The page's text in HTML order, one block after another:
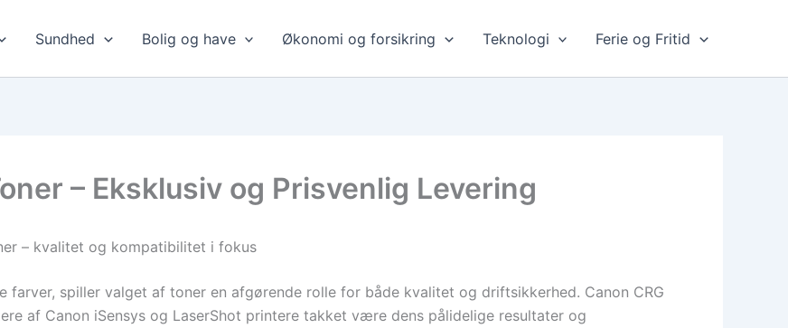
Sundhed Bolig og have Økonomi og forsikring Teknologi Ferie og Fritid
– Eksklusiv og Prisvenlig Levering
– kvalitet og kompatibilitet i fokus
spiller valget af toner en afgørende rolle for både kvalitet og driftsikkerhed. Canon CRG
af Canon iSensys og LaserShot printere takket være dens pålidelige resultater og